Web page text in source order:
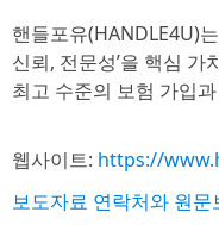
핸들포유(HANDLE4U)
신뢰, 전문성’을 핵심
최고 수준의 보험 가입
웹사이트: https://
보도자료 연락처와 원문